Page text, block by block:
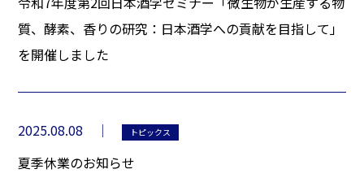
質、酵素、香りの研究：日本酒学への貢献を目指して」
を開催しました
2025.08.08 トピックス
夏季休業のお知らせ